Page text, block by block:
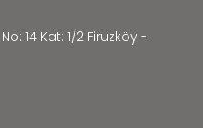
14 Kat: 1/2 Firuzköy -